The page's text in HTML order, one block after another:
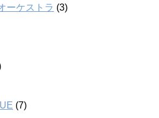
ーケストラ (3)
(7)